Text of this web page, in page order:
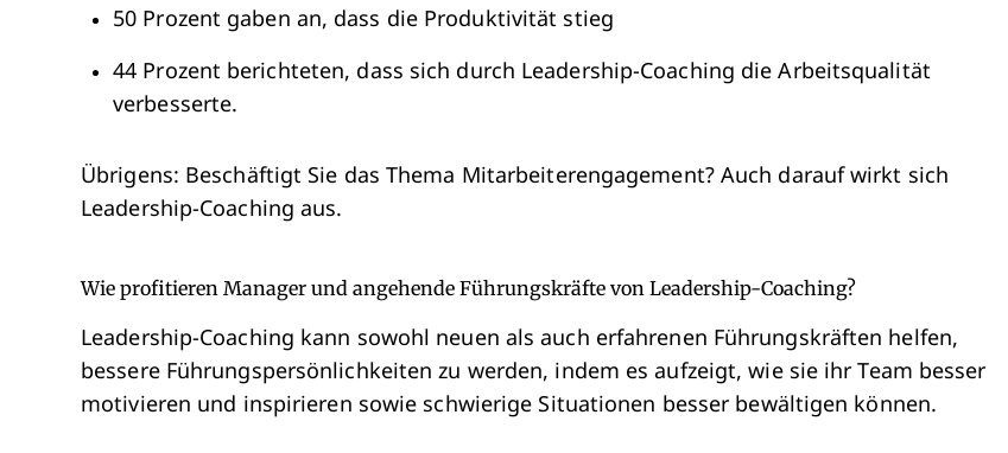
50 Prozent gaben an, dass die Produktivität stieg
44 Prozent berichteten, dass sich durch Leadership-Coaching die Arbeitsqualität
verbesserte.
Übrigens: Beschäftigt Sie das Thema Mitarbeiterengagement? Auch darauf wirkt sich
Leadership-Coaching aus.
Wie profitieren Manager und angehende Führungskräfte von Leadership-Coaching?
Leadership-Coaching kann sowohl neuen als auch erfahrenen Führungskräften helfen,
bessere Führungspersönlichkeiten zu werden, indem es aufzeigt, wie sie ihr Team besser
motivieren und inspirieren sowie schwierige Situationen besser bewältigen können.